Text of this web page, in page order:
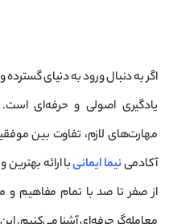
اگر به دنبال ورود به دنیای
یادگیری اصولی و حرفه‌ای
مهارت‌های لازم، تفاوت بین
آکادمینیما ایمانیبا ارائه
از صفر تا صد با تمام مفاهیم